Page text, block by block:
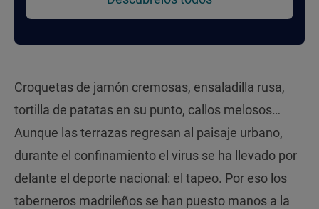
Croquetas de jamón cremosas, ensaladilla rusa,
tortilla de patatas en su punto, callos melosos…
Aunque las terrazas regresan al paisaje urbano,
durante el confinamiento el virus se ha llevado por
delante el deporte nacional: el tapeo. Por eso los
taberneros madrileños se han puesto manos a la